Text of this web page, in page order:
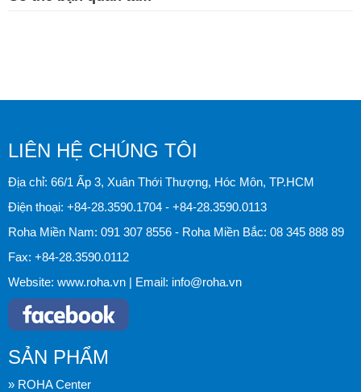
LIÊN HỆ CHÚNG TÔI
Địa chỉ: 66/1 Ấp 3, Xuân Thới Thượng, Hóc Môn, TP.HCM
Điện thoại: +84-28.3590.1704 - +84-28.3590.0113
Roha Miền Nam: 091 307 8556 - Roha Miền Bắc: 08 345 888 89
Fax: +84-28.3590.0112
Website: www.roha.vn | Email: info@roha.vn
SẢN PHẨM
» ROHA Center